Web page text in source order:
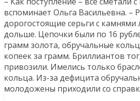
вспоминает Ольга Васильевна. –
дорогостоящие серьги с камнями
дольше. Цепочки были по 16
грамм золота, обручальные
копеек за грамм. Бриллиантов
привозили. Имелись только
кольца. Из-за дефицита
молодожены приходили со